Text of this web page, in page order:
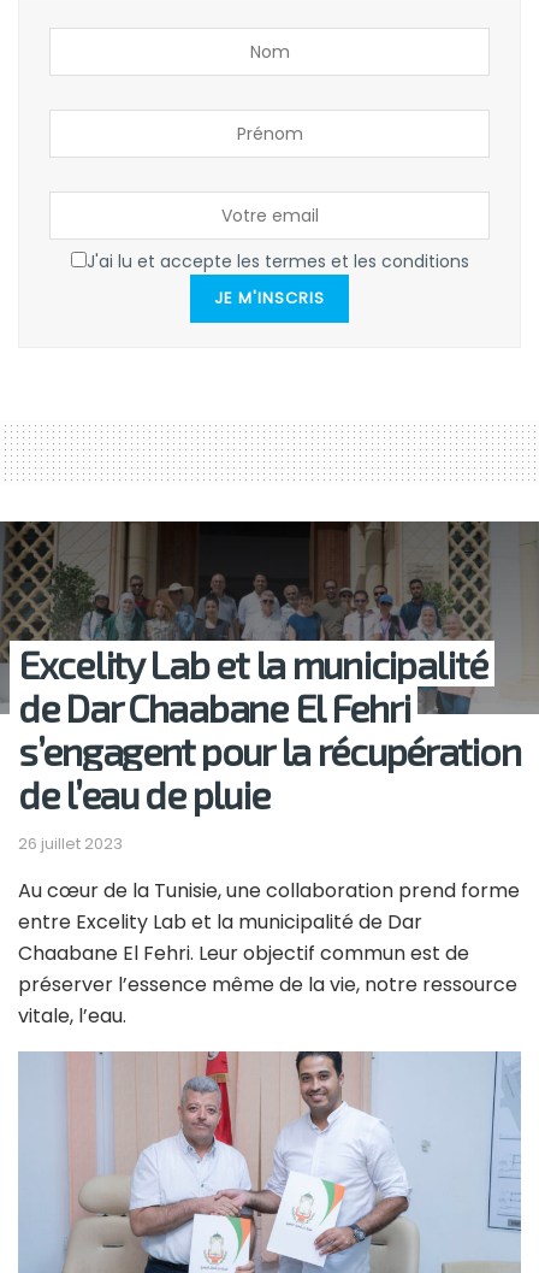
J'ai lu et accepte les termes et les conditions
JE M'INSCRIS
Excelity Lab et la municipalité
de Dar Chaabane El Fehri
s’engagent pour la récupération
de l’eau de pluie
26 juillet 2023
Au cœur de la Tunisie, une collaboration prend forme
entre Excelity Lab et la municipalité de Dar
Chaabane El Fehri. Leur objectif commun est de
préserver l’essence même de la vie, notre ressource
vitale, l’eau.